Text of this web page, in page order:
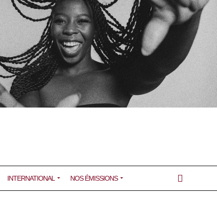
INTERNATIONAL NOS ÉMISSIONS